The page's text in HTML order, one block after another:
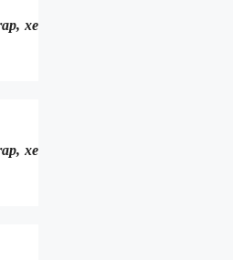
xe
xe